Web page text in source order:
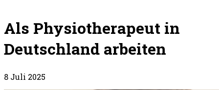
Als Physiotherapeut in
Deutschland arbeiten
8 Juli 2025